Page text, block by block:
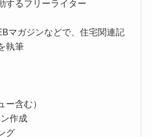
するフリーライター
マガジンなどで、住宅関連記
執筆
ー含む）
作成
グ